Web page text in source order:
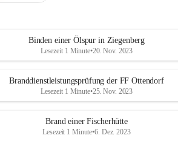
Binden einer Ölspur in Ziegenberg
Lesezeit 1 Minute•20. Nov. 2023
Branddienstleistungsprüfung der FF Ottendorf
Lesezeit 1 Minute•25. Nov. 2023
Brand einer Fischerhütte
Lesezeit 1 Minute•6. Dez. 2023